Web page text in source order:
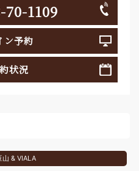
70-1109
ン予約
状況
山 & VIALA